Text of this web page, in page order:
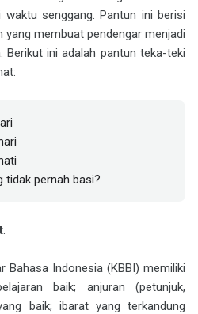
senggang. Pantun ini berisi
membuat pendengar menjadi
Berikut ini adalah pantun teka-teki
tidak pernah basi?
.
Bahasa Indonesia (KBBI) memiliki
baik; anjuran (petunjuk,
baik; ibarat yang terkandung